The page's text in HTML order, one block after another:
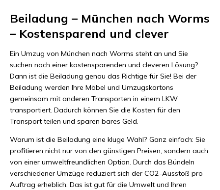
Beiladung – München nach Worms
– Kostensparend und clever
Ein Umzug von München nach Worms steht an und Sie
suchen nach einer kostensparenden und cleveren Lösung?
Dann ist die Beiladung genau das Richtige für Sie! Bei der
Beiladung werden Ihre Möbel und Umzugskartons
gemeinsam mit anderen Transporten in einem LKW
transportiert. Dadurch können Sie die Kosten für den
Transport teilen und sparen bares Geld.
Warum ist die Beiladung eine kluge Wahl? Ganz einfach: Sie
profitieren nicht nur von den günstigen Preisen, sondern auch
von einer umweltfreundlichen Option. Durch das Bündeln
verschiedener Umzüge reduziert sich der CO2-Ausstoß pro
Auftrag erheblich. Das ist gut für die Umwelt und Ihren